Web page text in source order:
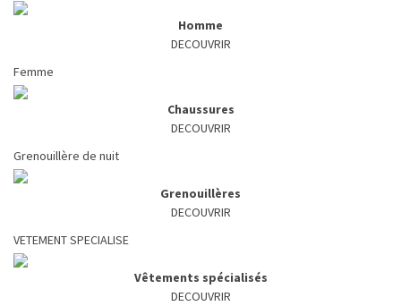
Homme
DECOUVRIR
Femme
Chaussures
DECOUVRIR
Grenouillère de nuit
Grenouillères
DECOUVRIR
VETEMENT SPECIALISE
Vêtements spécialisés
DECOUVRIR